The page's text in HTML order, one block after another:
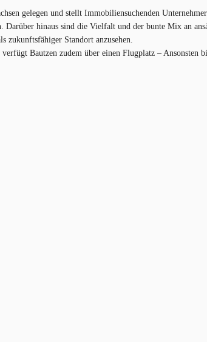
gelegen und stellt Immobiliensuchenden
Darüber hinaus sind die Vielfalt und der bunte Mix an
zukunftsfähiger Standort anzusehen.
Bautzen zudem über einen Flugplatz – Ansonsten